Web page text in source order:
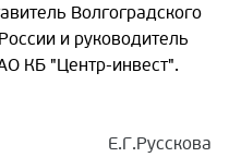
Волгоградского
и руководитель
КБ "Центр-инвест".
Е.Г.Русскова